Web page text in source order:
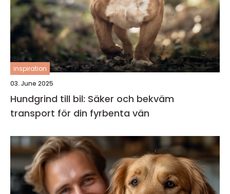
inspiration
03. June 2025
Hundgrind till bil: Säker och bekväm
transport för din fyrbenta vän